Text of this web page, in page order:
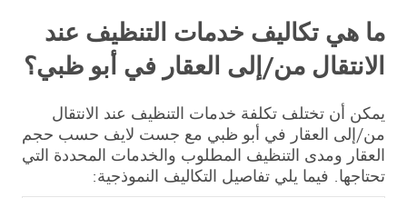
ما هي تكاليف خدمات التنظيف عند
الانتقال من/إلى العقار في أبو ظبي؟
يمكن أن تختلف تكلفة خدمات التنظيف عند الانتقال
من/إلى العقار في أبو ظبي مع جست لايف حسب حجم
العقار ومدى التنظيف المطلوب والخدمات المحددة التي
تحتاجها. فيما يلي تفاصيل التكاليف النموذجية: